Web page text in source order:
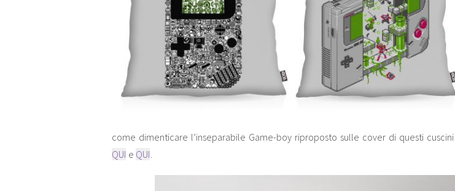
come dimenticare l’inseparabile Game-boy riproposto sulle cover di questi
QUI e QUI.